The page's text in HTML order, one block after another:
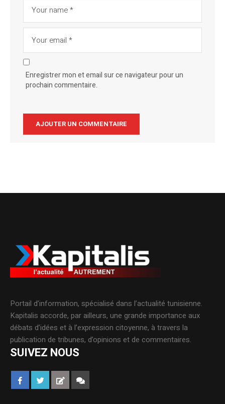
Enregistrer mon et email sur ce navigateur pour un
prochain commentaire.
Portail d’information, spécialisé dans l’actualité tunisienne.
Kapitalis accorde, par ailleurs, une grande importance aux
débats d’idées et à l’expression citoyenne, à travers la
publication de tribunes, d’opinions et de commentaires.
SUIVEZ NOUS